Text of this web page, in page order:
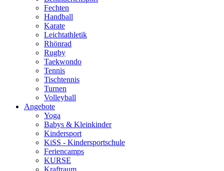
Fechten
Handball
Karate
Leichtathletik
Rhönrad
Rugby
Taekwondo
Tennis
Tischtennis
Turnen
Volleyball
Angebote
Yoga
Babys & Kleinkinder
Kindersport
KiSS - Kindersportschule
Feriencamps
KURSE
Kraftraum